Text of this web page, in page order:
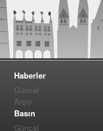
Haberler
Güncel
Arşiv
Basın
Güncel